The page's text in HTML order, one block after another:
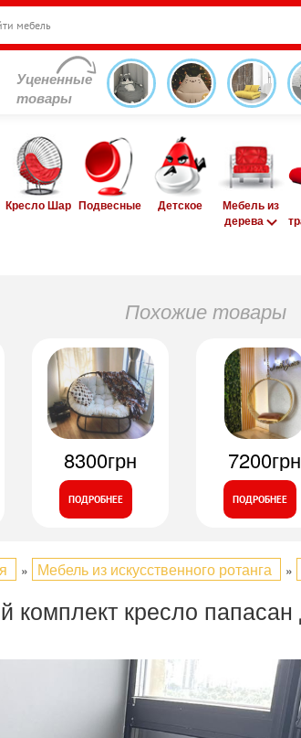
Уцененные
товары
Кресло Шар Подвесные Детское
Мебель из
дерева
Похожие товары
8300грн
ПОДРОБНЕЕ
7200грн
ПОДРОБНЕЕ
» Мебель из искусственного ротанга »
комплект кресло